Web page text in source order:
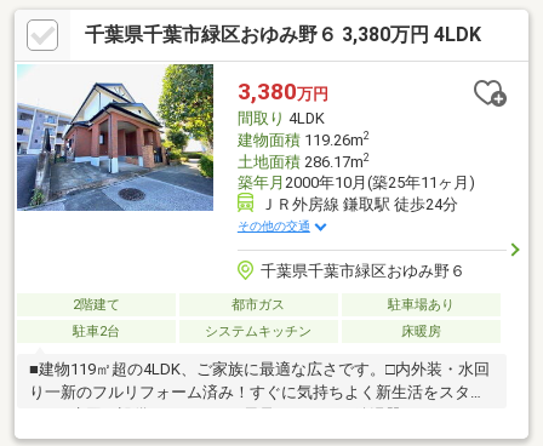
ト徒歩約2分(8)リフォーム実施済みで即入居可能(9)駐車スペース
２台あり（車種による）(10)住宅ローンに不安のある方、既存借
入のある方も◎ ◆ご見学ご希望のお客様◆ 担当まで直接ご連絡
ください！ お問合せダイヤル：090-5533-2081《担当：近藤》
千葉県千葉市緑区おゆみ野６ 3,380万円 4LDK
3,380万円
間取り 4LDK
建物面積119.26m2
土地面積286.17m2
築年月 2000年10月(築25年11ヶ月)
ＪＲ外房線 鎌取駅 徒歩24分
その他の交通
千葉県千葉市緑区おゆみ野６
2階建て 都市ガス
駐車場あり
駐車2台
システムキッチン 床暖房
■建物119㎡超の4LDK、ご家族に最適な広さです。□内外装・水回
り一新のフルリフォーム済み！すぐに気持ちよく新生活をスター
新品交換済み！ □屋根・外壁塗装、白蟻薬剤散布も実施済みで安